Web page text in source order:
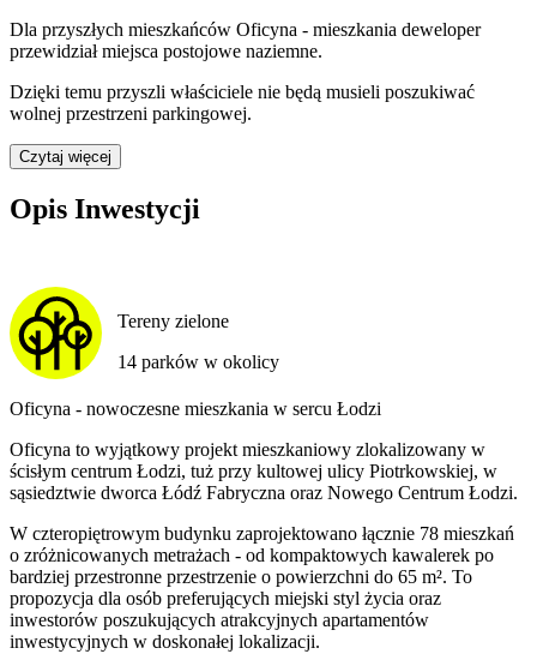
Dla przyszłych mieszkańców Oficyna - mieszkania deweloper
przewidziałmiejsca postojowe naziemne.
Dzięki temu przyszli właściciele nie będą musieli poszukiwać
wolnej przestrzeni parkingowej.
Czytaj więcej
Opis Inwestycji
Tereny zielone
14 parków w okolicy
Oficyna - nowoczesne mieszkania w sercu Łodzi
Oficyna to wyjątkowy projekt mieszkaniowy zlokalizowany w
ścisłym centrum Łodzi, tuż przy kultowej ulicy Piotrkowskiej, w
sąsiedztwie dworca Łódź Fabryczna oraz Nowego Centrum Łodzi.
W czteropiętrowym budynku zaprojektowano łącznie 78 mieszkań
o zróżnicowanych metrażach - od kompaktowych kawalerek po
bardziej przestronne przestrzenie o powierzchni do 65 m². To
propozycja dla osób preferujących miejski styl życia oraz
inwestorów poszukujących atrakcyjnych apartamentów
inwestycyjnych w doskonałej lokalizacji.